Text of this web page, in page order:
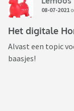
08-07-2021
Het digitale
Alvast een topic
baasjes!